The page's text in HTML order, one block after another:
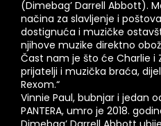
(Dimebag’ Darrell Abbott).
načina za slavljenje i
dostignuća i muzičke
njihove muzike direktno
Čast nam je što će Charlie i
prijatelji i muzička braća,
Rexom.“
Vinnie Paul, bubnjar i jedan
PANTERA, umro je 2018.